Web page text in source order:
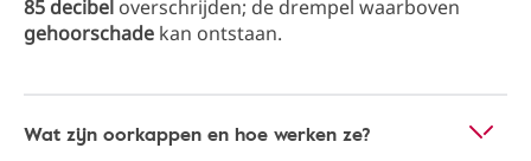
85 decibel overschrijden; de drempel waarboven
gehoorschade kan ontstaan.
Wat zijn oorkappen en hoe werken ze?